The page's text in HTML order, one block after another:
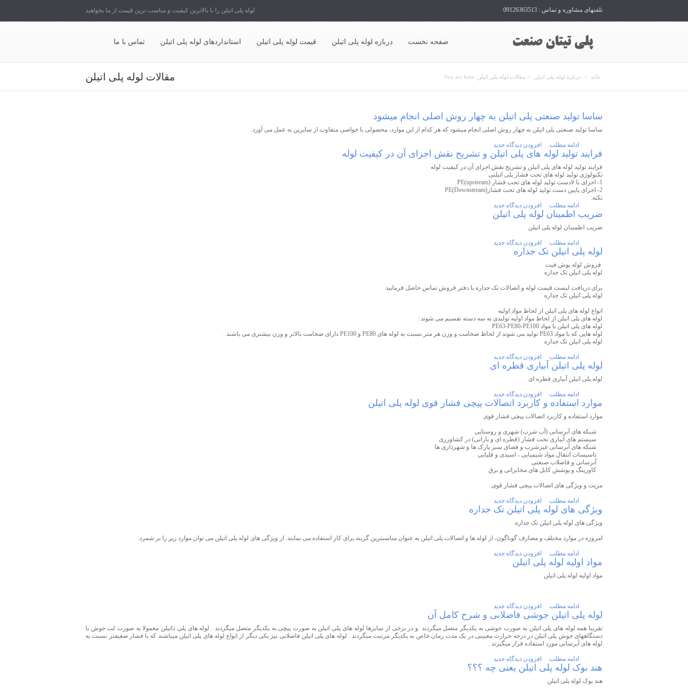
لوله پلی اتیلن را با بالاترین کیفیت و مناسب ترین قیمت از ما بخواهید تلفنهای مشاوره و تماس : 09126363513
صفحه نخست درباره لوله پلی اتیلن قیمت لوله پلی اتیلن استانداردهای لوله پلی اتیلن تماس با ما
You are here: خانه > درباره لوله پلی اتیلن > مقالات لوله پلی اتیلن مقالات لوله پلی اتیلن
ساسا تولید صنعتی پلی اتیلن به چهار روش اصلی انجام میشود
ساسا تولید صنعتی پلی اتیلن به چهار روش اصلی انجام میشود که هر کدام از این موارد، محصولی با خواصی متفاوت از سایرین به عمل می آورد.
ادامه مطلب افزودن دیدگاه جدید
فرایند تولید لوله های پلی اتیلن و تشریح نقش اجزای آن در کیفیت لوله
فرایند تولید لوله های پلی اتیلن و تشریح نقش اجزای آن در کیفیت لوله
تکنولوژی تولید لوله های تحت فشار پلی اتیلنی
1- اجزای با لادست تولید لوله های تحت فشار (upstream)PE
2- اجزای پایین دست تولید لوله های تحت فشار(Downstream)PE
نکته:
ادامه مطلب
افزودن دیدگاه جدید
ضریب اطمینان لوله پلی اتیلن
ضریب اطمینان لوله پلی اتیلن
ادامه مطلب افزودن دیدگاه جدید
لوله پلی اتیلن تک جداره
فروش لوله پوش فیت
لوله پلی اتیلن تک جداره
برای دریافت لیست قیمت لوله و اتصالات تک جداره با دفتر فروش تماس حاصل فرمایید
لوله پلی اتیلن تک جداره
انواع لوله های پلی اتیلن از لحاظ مواد اولیه
لوله های پلی اتیلن از لحاظ مواد اولیه تولیدی به سه دسته تقسیم می شوند :
لوله های پلی اتیلن با مواد PE63-PE80-PE100
لوله هایی که با مواد PE63 تولید می شوند از لحاظ ضخامت و وزن هر متر نسبت به لوله های PE80 و PE100 دارای ضخامت بالاتر و وزن بیشتری می باشند .
لوله پلی اتیلن تک جداره
ادامه مطلب افزودن دیدگاه جدید
لوله پلی اتیلن آبیاری قطره ای
لوله پلی اتیلن آبیاری قطره ای
ادامه مطلب افزودن دیدگاه جدید
موارد استفاده و کاربرد اتصالات پیچی فشار قوی لوله پلی اتیلن
موارد استفاده و کاربرد اتصالات پیچی فشار قوی
شبکه های آبرسانی (آب شرب) شهری و روستایی
سیستم های آبیاری تحت فشار (قطره ای و بارانی) در کشاورزی
شبکه های آبرسانی غیرشرب و فضای سبز پارک ها و شهرداری ها
تاسیسات انتقال مواد شیمیایی ، اسیدی و قلیایی
آبرسانی و فاضلاب صنعتی
کاورینگ و پوشش کابل های مخابراتی و برق
مزیت و ویژگی های اتصالات پیچی فشار قوی
ادامه مطلب افزودن دیدگاه جدید
ویژگی های لوله پلی اتیلن تک جداره
ویژگی های لوله پلی اتیلن تک جداره
امروزه در موارد مختلف و مصارف گوناگون، از لوله ها و اتصالات پلی اتیلن به عنوان مناسبترین گزینه برای کار استفاده می نمایند. از ویژگی های لوله پلی اتیلن می توان موارد زیر را بر شمرد:
ادامه مطلب افزودن دیدگاه جدید
مواد اولیه لوله پلی اتیلن
مواد اولیه لوله پلی اتیلن
ادامه مطلب افزودن دیدگاه جدید
لوله پلی اتیلن جوشی فاضلابی و شرح کامل آن
تقریبا همه لوله های پلی اتیلن به صورت جوشی به یکدیگر متصل میگردند .و در برخی از سایزها لوله های پلی اتیلن به صورت پیچی به یکدیگر متصل میگردند . لوله های پلی ذاتیلن معمولا به صورت لب جوش با
دستگاههای جوش پلی اتیلن در درجه حرارت معیینی در یک مدت زمان خاص به یکدیگر مرتبت میگردند . لوله های پلی اتیلن فاضلابی نیز یکی دیگر از انواع لوله های پلی اتیلن میباشند که با فشار ضعیفتر نسبت به
لوله های آبرسانی مورد استفاده قرار میگیرند .
ادامه مطلب افزودن دیدگاه جدید
هند بوک لوله پلی اتیلن یعنی چه ؟؟؟
هند بوک لوله پلی اتیلن